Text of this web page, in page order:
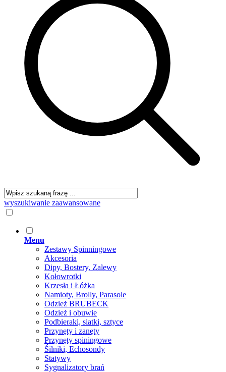
wyszukiwanie zaawansowane
Menu
Zestawy Spinningowe
Akcesoria
Dipy, Bostery, Zalewy
Kołowrotki
Krzesła i Łóżka
Namioty, Brolly, Parasole
Odzież BRUBECK
Odzież i obuwie
Podbieraki, siatki, sztyce
Przynęty i zanęty
Przynęty spiningowe
Śilniki, Echosondy
Statywy
Sygnalizatory brań